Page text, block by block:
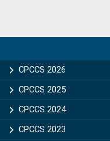
Sidebar
CPCCS 2026
CPCCS 2025
CPCCS 2024
CPCCS 2023